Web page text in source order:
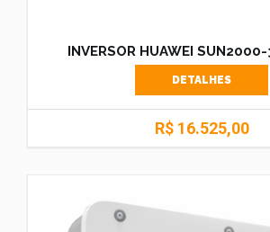
INVERSOR HUAWEI
DETALHES
R$ 16.525,00